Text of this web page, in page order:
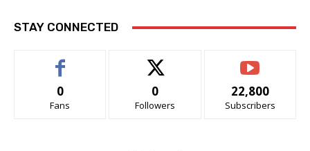
STAY CONNECTED
0
Fans
0
Followers
22,800
Subscribers